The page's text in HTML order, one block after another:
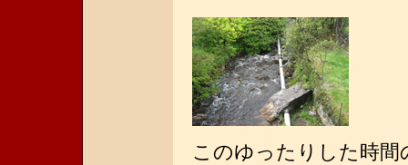
このゆったりした時